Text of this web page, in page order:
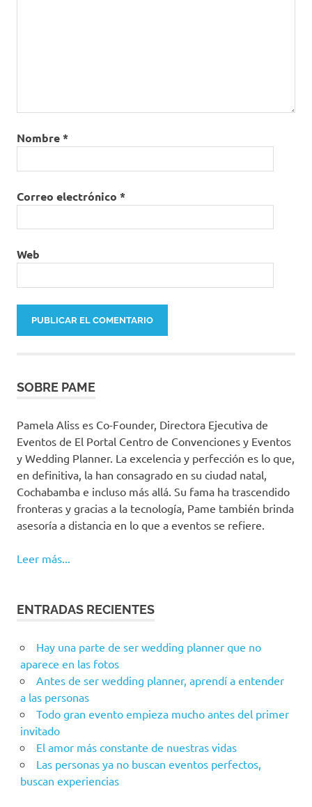
Nombre*
Correo electrónico *
Web
SOBRE PAME
Pamela Aliss es Co-Founder, Directora Ejecutiva de
Eventos de El Portal Centro de Convenciones y Eventos
y Wedding Planner. La excelencia y perfección es lo que,
en definitiva, la han consagrado en su ciudad natal,
Cochabamba e incluso más allá. Su fama ha trascendido
fronteras y gracias a la tecnología, Pame también brinda
asesoría a distancia en lo que a eventos se refiere.
Leer más...
ENTRADAS RECIENTES
Hay una parte de ser wedding planner que no
aparece en las fotos
Antes de ser wedding planner, aprendí a entender
a las personas
Todo gran evento empieza mucho antes del primer
invitado
El amor más constante de nuestras vidas
Las personas ya no buscan eventos perfectos,
buscan experiencias